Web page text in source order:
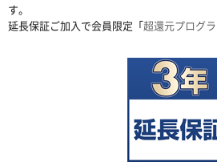
す。
延長保証ご加入で会員限定「超還元プログ